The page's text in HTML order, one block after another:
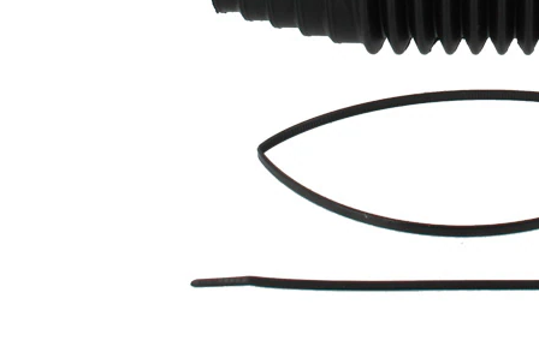
Diâmetro
29 mm